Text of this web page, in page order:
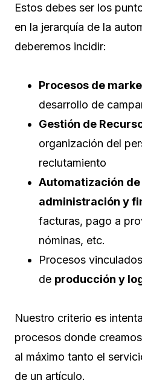
Estos debes ser los
en la jerarquía de la
deberemos incidir:
Procesos de
desarrollo de
Gestión de
organización del
reclutamiento
Automatización
administración y
facturas, pago a
nóminas, etc.
Procesos
de producción y
Nuestro criterio es
procesos donde
al máximo tanto el
de un artículo.